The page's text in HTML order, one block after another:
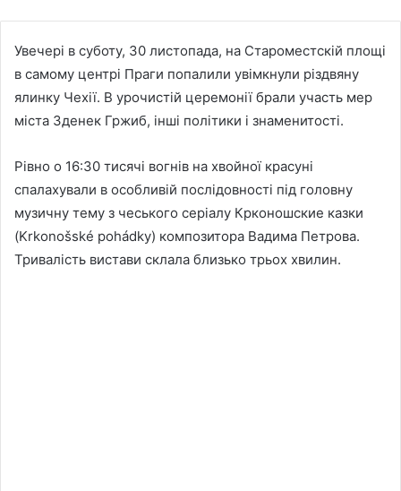
Увечері в суботу, 30 листопада, на Староместскій площі
в самому центрі Праги попалили увімкнули різдвяну
ялинку Чехії. В урочистій церемонії брали участь мер
міста Зденек Гржиб, інші політики і знаменитості.
Рівно о 16:30 тисячі вогнів на хвойної красуні
спалахували в особливій послідовності під головну
музичну тему з чеського серіалу Крконошские казки
(Krkonošské pohádky) композитора Вадима Петрова.
Тривалість вистави склала близько трьох хвилин.